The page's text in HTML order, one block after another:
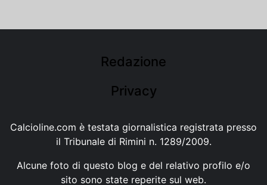
Redazione
Privacy
Calcioline.com è testata giornalistica registrata presso
il Tribunale di Rimini n. 1289/2009.
Alcune foto di questo blog e del relativo profilo e/o
sito sono state reperite sul web.